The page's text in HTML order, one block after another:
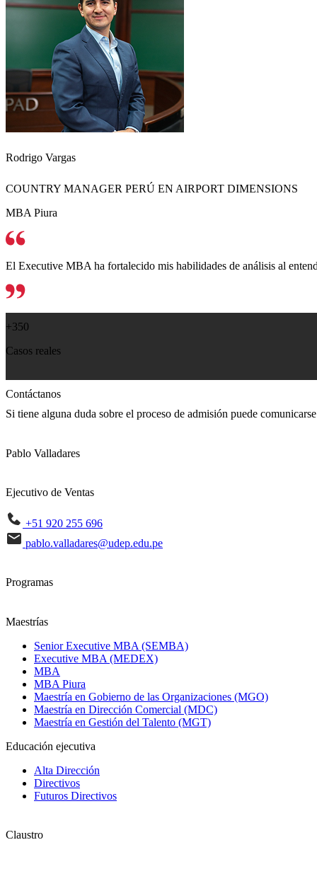
Rodrigo Vargas
COUNTRY MANAGER PERÚ EN AIRPORT DIMENSIONS
MBA Piura
El Executive MBA ha fortalecido mis habilidades de análisis al
+350
Casos reales
Contáctanos
Si tiene alguna duda sobre el proceso de admisión puede
Pablo Valladares
Ejecutivo de Ventas
+51 920 255 696
pablo.valladares@udep.edu.pe
Programas
Maestrías
Senior Executive MBA (SEMBA)
Executive MBA (MEDEX)
MBA
MBA Piura
Maestría en Gobierno de las Organizaciones (MGO)
Maestría en Dirección Comercial (MDC)
Maestría en Gestión del Talento (MGT)
Educación ejecutiva
Alta Dirección
Directivos
Futuros Directivos
Claustro